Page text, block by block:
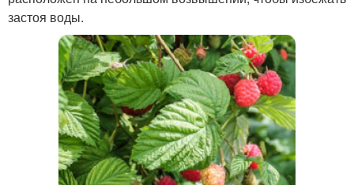
застоя воды.